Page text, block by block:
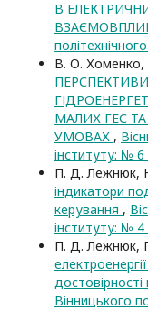
В
В. О.
МАЛИХ ГЕС
УМОВАХ ,
інституту: № 6
П. Д. Лежнюк,
індикатори
керування ,
інституту: № 4
П. Д. Лежнюк,
достовірності
Вінницького